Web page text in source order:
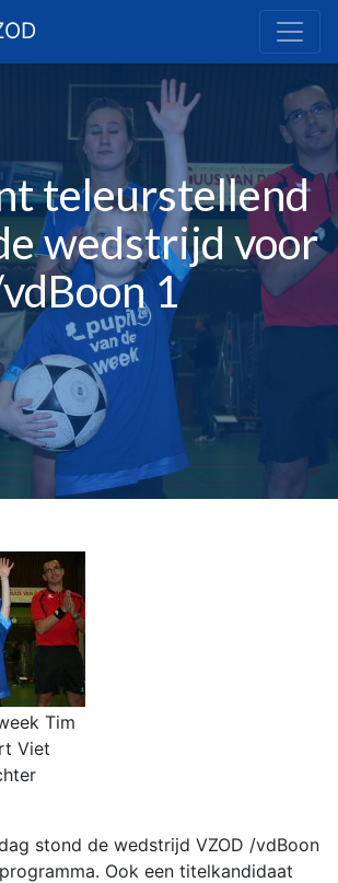
teleurstellend
wedstrijd voor
1
Tim
Viet
stond de wedstrijd VZOD /vdBoon
Ook een titelkandidaat